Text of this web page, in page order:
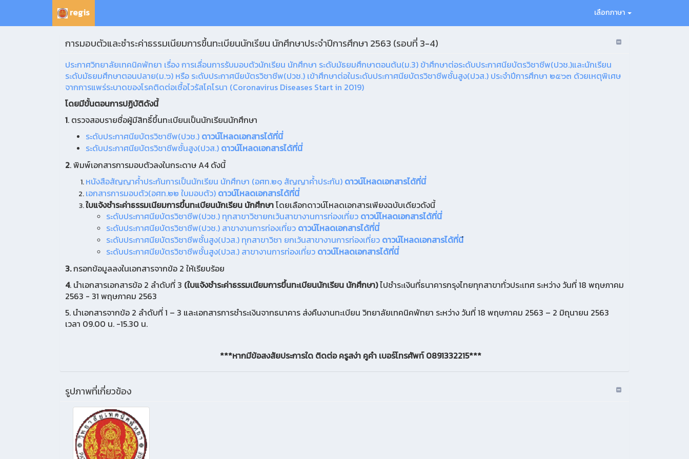
regis เลือกภาษา
การมอบตัวและชำระค่าธรรมเนียมการขึ้นทะเบียนนักเรียน นักศึกษาประจำปีการศึกษา 2563 (รอบที่ 3-4)
ประกาศวิทยาลัยเทคนิคพัทยา เรื่อง การเลื่อนการรับมอบตัวนักเรียน นักศึกษา ระดับมัธยมศึกษาตอนต้น(ม.3) ข้าศึกษาต่อระดับประกาศนียบัตรวิชาชีพ(ปวช.)และนักเรียน
ระดับมัธยมศึกษาตอนปลาย(ม.๖) หรือ ระดับประกาศนียบัตรวิชาชีพ(ปวช.) เข้าศึกษาต่อในระดับประกาศนียบัตรวิชาชีพชั้นสูง(ปวส.) ประจำปีการศึกษา ๒๕๖๓ ด้วยเหตุพิเศษ
จากการแพร่ระบาดของโรคติดต่อเชื้อไวรัสโคโรนา (Coronavirus Diseases Start in 2019)
โดยมีขั้นตอนการปฏิบัติดังนี้
1. ตรวจสอบรายชื่อผู้มีสิทธิ์ขึ้นทะเบียนเป็นนักเรียนนักศึกษา
ระดับประกาศนียบัตรวิชาชีพ(ปวช.) ดาวน์โหลดเอกสารได้ที่นี่
ระดับประกาศนียบัตรวิชาชีพชั้นสูง(ปวส.) ดาวน์โหลดเอกสารได้ที่นี่
2. พิมพ์เอกสารการมอบตัวลงในกระดาษ A4 ดังนี้
หนังสือสัญญาค้ำประกันการเป็นนักเรียน นักศึกษา (อศท.๒๑ สัญญาค้ำประกัน) ดาวน์โหลดเอกสารได้ที่นี่
เอกสารการมอบตัว(อศท.๒๒ ใบมอบตัว) ดาวน์โหลดเอกสารได้ที่นี่
ใบแจ้งชำระค่าธรรมเนียมการขึ้นทะเบียนนักเรียน นักศึกษาโดยเลือกดาวน์โหลดเอกสารเพียงฉบับเดียวดังนี้
ระดับประกาศนียบัตรวิชาชีพ(ปวช.) ทุกสาขาวิชายกเว้นสาขางานการท่องเที่ยว ดาวน์โหลดเอกสารได้ที่นี่
ระดับประกาศนียบัตรวิชาชีพ(ปวช.) สาขางานการท่องเที่ยว ดาวน์โหลดเอกสารได้ที่นี่
ระดับประกาศนียบัตรวิชาชีพชั้นสูง(ปวส.) ทุกสาขาวิชา ยกเว้นสาขางานการท่องเที่ยว ดาวน์โหลดเอกสารได้ที่นี
ระดับประกาศนียบัตรวิชาชีพชั้นสูง(ปวส.) สาขางานการท่องเที่ยว ดาวน์โหลดเอกสารได้ที่นี่
3.กรอกข้อมูลลงในเอกสารจากข้อ 2 ให้เรียบร้อย
4. นำเอกสารเอกสารข้อ 2 ลำดับที่ 3 (ใบแจ้งชำระค่าธรรมเนียมการขึ้นทะเบียนนักเรียน นักศึกษา)ไปชำระเงินที่ธนาคารกรุงไทยทุกสาขาทั่วประเทศ ระหว่าง วันที่ 18 พฤษภาคม
2563 - 31 พฤษภาคม 2563
5. นำเอกสารจากข้อ 2 ลำดับที่ 1 – 3 และเอกสารการชำระเงินจากธนาคาร ส่งคืนงานทะเบียน วิทยาลัยเทคนิคพัทยา ระหว่าง วันที่ 18 พฤษภาคม 2563 – 2 มิถุนายน 2563
เวลา 09.00 น. -15.30 น.
***หากมีข้อสงสัยประการใด ติดต่อ ครูสง่า คูคำ เบอร์โทรศัพท์ 0891332215***
รูปภาพที่เกี่ยวข้อง